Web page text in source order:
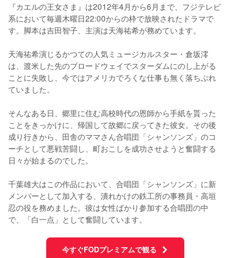
『カエルの王女さま』は2012年4月から6月まで、フジテレビ
系において毎週木曜日22:00からの枠で放映されたドラマで
す。脚本は吉田智子、主演は天海祐希が務めています。
天海祐希演じるかつての人気ミュージカルスター・倉坂澪
は、渡米した先のブロードウェイでスターダムにのし上がる
ことに失敗し、今ではアメリカでろくな仕事も無く落ちぶれ
ていました。
そんなある日、郷里に住む高校時代の恩師から手紙を貰った
ことをきっかけに、帰国して故郷に戻ってきた彼女。その後
成り行きから、田舎のママさん合唱団「シャンソンズ」のコ
ーチとして悪戦苦闘し、町おこしを成功させようと奮闘する
日々が始まるのでした。
千葉雄大はこの作品において、合唱団「シャンソンズ」に新
メンバーとして加入する、潰れかけの鉄工所の事務員・高垣
忍の役を務めました。彼は女性ばかり参加する合唱団の中
で、「白一点」として奮闘しています。
今すぐFODプレミアムで観る